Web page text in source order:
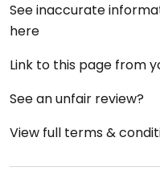
See inaccurate
here
Link to this page from
See an unfair review?
View full terms &